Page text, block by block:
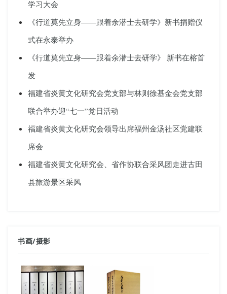
学习大会
《行道莫先立身——跟着余潜士去研学》新书捐赠仪
式在永泰举办
《行道莫先立身——跟着余潜士去研学》 新书在榕首
发
福建省炎黄文化研究会党支部与林则徐基金会党支部
联合举办迎“七一”党日活动
福建省炎黄文化研究会领导出席福州金汤社区党建联
席会
福建省炎黄文化研究会、省作协联合采风团走进古田
县旅游景区采风
书画/摄影